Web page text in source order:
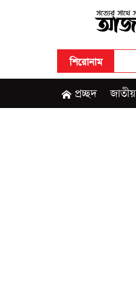
শিরোনাম
প্রচ্ছদ জাতীয়